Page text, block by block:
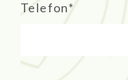
Telefon*